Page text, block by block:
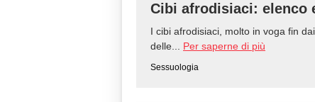
Cibi afrodisiaci: elenco
I cibi afrodisiaci, molto in voga fin
delle... Per saperne di più
Sessuologia